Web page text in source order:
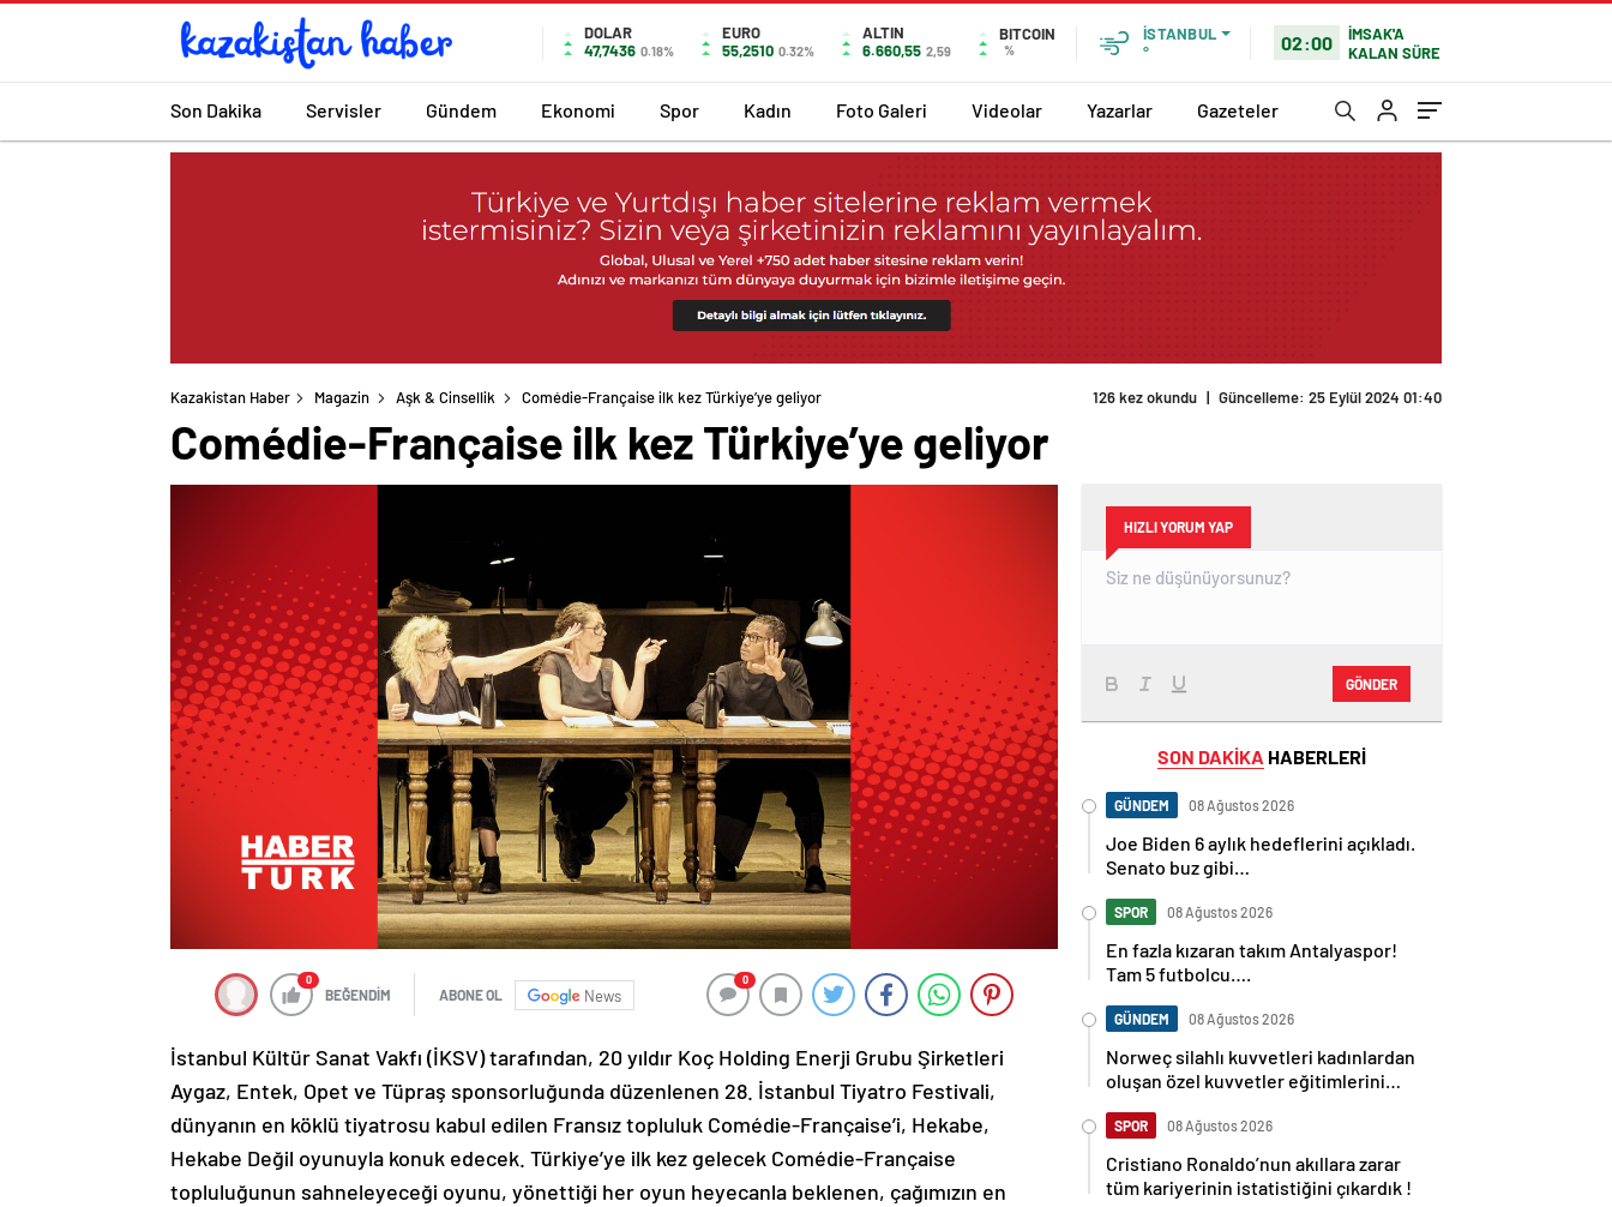
DOLAR
47,7436 0.18%
EURO
55,2510 0.32%
ALTIN
6.660,55 2,59
BITCOIN
%
İSTANBUL
°
02:00
İMSAK'A
KALAN SÜRE
Son Dakika Servisler Gündem Ekonomi Spor Kadın Foto Galeri Videolar Yazarlar Gazeteler
Kazakistan Haber Magazin Aşk & Cinsellik Comédie-Française ilk kez Türkiye’ye geliyor 126 kez okundu | Güncelleme: 25 Eylül 2024 01:40
Comédie-Française ilk kez Türkiye’ye geliyor
0
BEĞENDİM ABONE OL News
0
İstanbul Kültür Sanat Vakfı (İKSV) tarafından, 20 yıldır Koç Holding Enerji Grubu Şirketleri
Aygaz, Entek, Opet ve Tüpraş sponsorluğunda düzenlenen 28. İstanbul Tiyatro Festivali,
dünyanın en köklü tiyatrosu kabul edilen Fransız topluluk Comédie-Française’i, Hekabe,
Hekabe Değil oyunuyla konuk edecek. Türkiye’ye ilk kez gelecek Comédie-Française
topluluğunun sahneleyeceği oyunu, yönettiği her oyun heyecanla beklenen, çağımızın en
HIZLI YORUM YAP
GÖNDER
SON DAKİKA HABERLERİ
GÜNDEM 08 Ağustos 2026
Joe Biden 6 aylık hedeflerini açıkladı.
Senato buz gibi…
SPOR 08 Ağustos 2026
En fazla kızaran takım Antalyaspor!
Tam 5 futbolcu….
GÜNDEM 08 Ağustos 2026
Norweç silahlı kuvvetleri kadınlardan
oluşan özel kuvvetler eğitimlerini
SPOR 08 Ağustos 2026
Cristiano Ronaldo’nun akıllara zarar
tüm kariyerinin istatistiğini çıkardık !